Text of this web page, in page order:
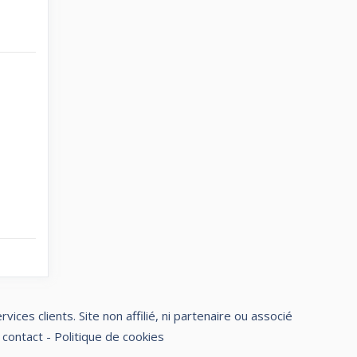
clients. Site non affilié, ni partenaire ou associé
- Politique de cookies